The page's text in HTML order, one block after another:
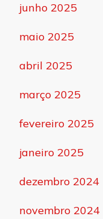
junho 2025
maio 2025
abril 2025
março 2025
fevereiro 2025
janeiro 2025
dezembro 2024
novembro 2024